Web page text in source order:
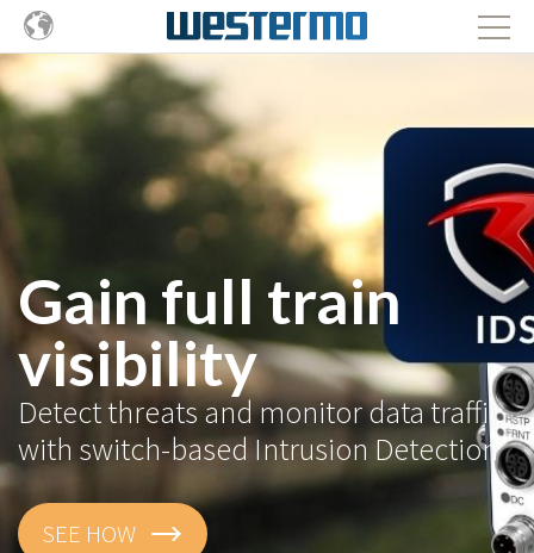
Gain full train
visibility
Detect threats and monitor data traffic
with switch-based Intrusion Detection
SEE HOW